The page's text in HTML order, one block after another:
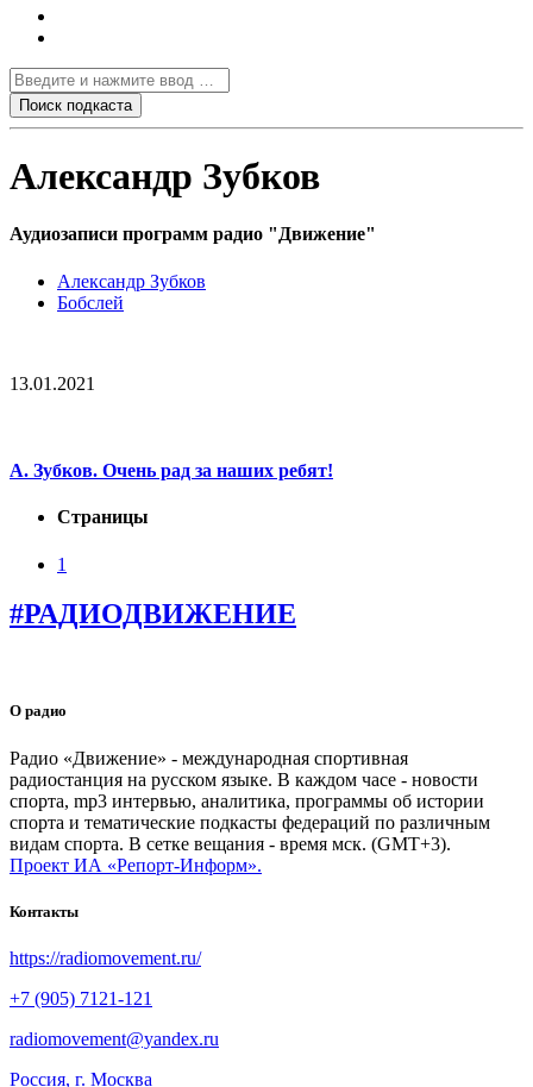
Александр Зубков
Аудиозаписи программ радио "Движение"
Александр Зубков
Бобслей
13.01.2021
А. Зубков. Очень рад за наших ребят!
Страницы
1
#РАДИОДВИЖЕНИЕ
О радио
Радио «Движение» - международная спортивная
радиостанция на русском языке. В каждом часе - новости
спорта, mp3 интервью, аналитика, программы об истории
спорта и тематические подкасты федераций по различным
видам спорта. В сетке вещания - время мск. (GMT+3).
Проект ИА «Репорт-Информ».
Контакты
https://radiomovement.ru/
+7 (905) 7121-121
radiomovement@yandex.ru
Россия, г. Москва